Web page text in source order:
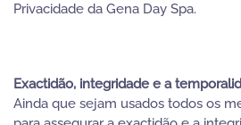
Privacidade da Gena Day Spa.
Exactidão, integridade e a
Ainda que sejam usados todos os